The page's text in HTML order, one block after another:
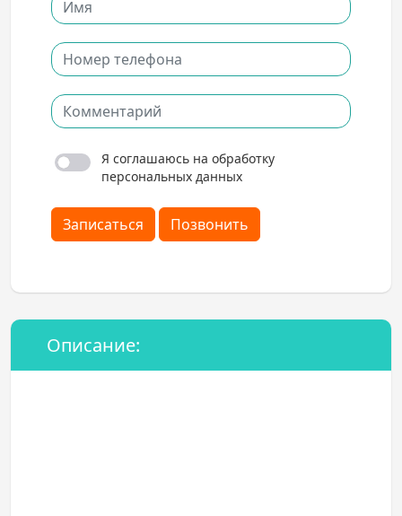
Я соглашаюсь на обработку
персональных данных
Записаться Позвонить
Описание: